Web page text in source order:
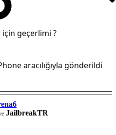
için geçerlimi ?
aracılığıyla gönderildi
JailbreakTR